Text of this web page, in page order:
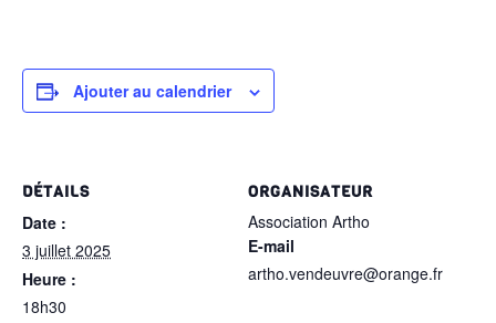
Ajouter au calendrier
DÉTAILS
Date :
3 juillet 2025
Heure :
18h30
ORGANISATEUR
Association Artho
E-mail
artho.vendeuvre@orange.fr